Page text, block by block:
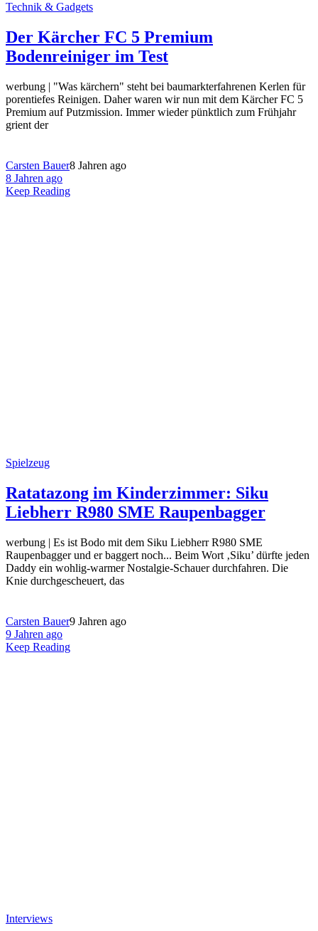
Technik & Gadgets
Der Kärcher FC 5 Premium
Bodenreiniger im Test
werbung | "Was kärchern" steht bei baumarkterfahrenen Kerlen für
porentiefes Reinigen. Daher waren wir nun mit dem Kärcher FC 5
Premium auf Putzmission. Immer wieder pünktlich zum Frühjahr
grient der
Carsten Bauer8 Jahren ago
8 Jahren ago
Keep Reading
Spielzeug
Ratatazong im Kinderzimmer: Siku
Liebherr R980 SME Raupenbagger
werbung | Es ist Bodo mit dem Siku Liebherr R980 SME
Raupenbagger und er baggert noch... Beim Wort ‚Siku’ dürfte jeden
Daddy ein wohlig-warmer Nostalgie-Schauer durchfahren. Die
Knie durchgescheuert, das
Carsten Bauer9 Jahren ago
9 Jahren ago
Keep Reading
Interviews